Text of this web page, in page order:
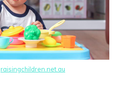
raisingchildren.net.au